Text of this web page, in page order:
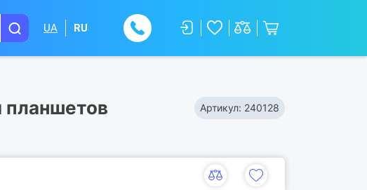
UA RU
планшетов
Артикул: 240128